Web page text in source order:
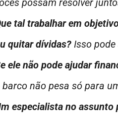
possam resolver
tal trabalhar em
quitar dívidas? Isso
ele não pode ajudar
barco não pesa só para
especialista no assunto